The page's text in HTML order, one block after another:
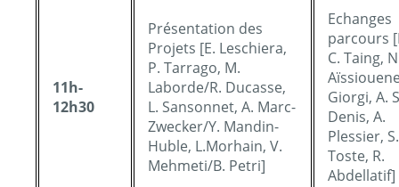
11h-
12h30
Présentation des
Projets [E. Leschiera,
P. Tarrago, M.
Laborde/R. Ducasse,
L. Sansonnet, A. Marc-
Zwecker/Y. Mandin-
Huble, L.Morhain, V.
Mehmeti/B. Petri]
Echanges
parcours
C. Taing,
Giorgi, A.
Denis, A.
Plessier, S.
Toste, R.
Abdellatif]